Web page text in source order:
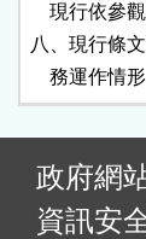
現行依
八、現行條
務運作情
政府網
資訊安